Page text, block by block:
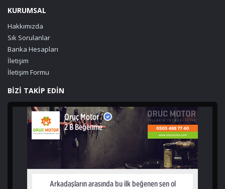
KURUMSAL
Hakkımızda
Sık Sorulanlar
Banka Hesapları
İletişim
İletişim Formu
BİZİ TAKİP EDİN